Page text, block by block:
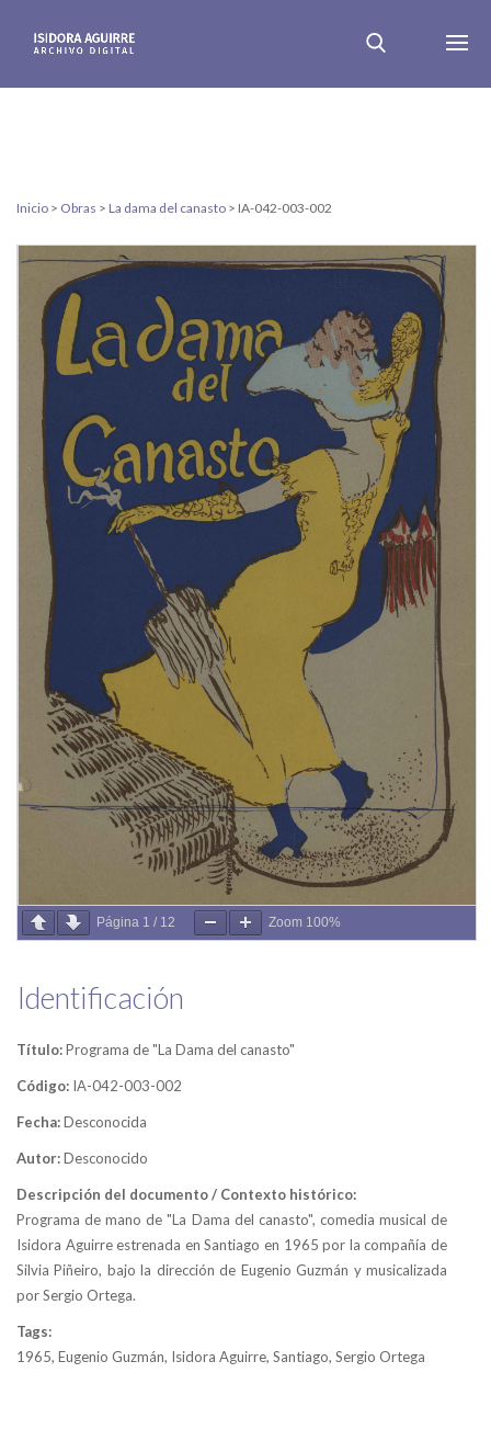
Inicio > Obras > La dama del canasto > IA-042-003-002
Página 1 / 12 Zoom 100%
Identificación
Título:Programa de "La Dama del canasto"
Código: IA-042-003-002
Fecha:Desconocida
Autor:Desconocido
Descripción del documento / Contexto histórico:
Programa de mano de "La Dama del canasto", comedia musical de
Isidora Aguirre estrenada en Santiago en 1965 por la compañía de
Silvia Piñeiro, bajo la dirección de Eugenio Guzmán y musicalizada
por Sergio Ortega.
Tags:
1965, Eugenio Guzmán, Isidora Aguirre, Santiago, Sergio Ortega